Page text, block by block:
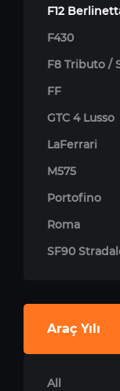
F12
F430
F8 Tributo /
FF
GTC 4 Lusso
LaFerrari
M575
Portofino
Roma
SF90
Araç Yılı
All